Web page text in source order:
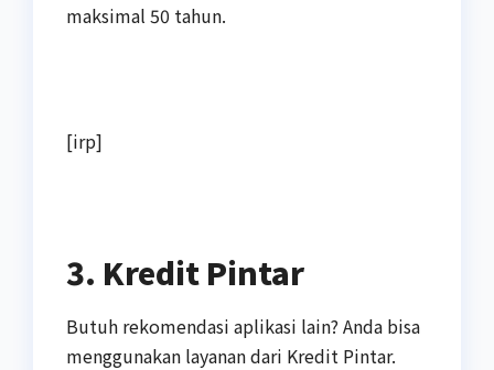
maksimal 50 tahun.
[irp]
3. Kredit Pintar
Butuh rekomendasi aplikasi lain? Anda bisa
menggunakan layanan dari Kredit Pintar.